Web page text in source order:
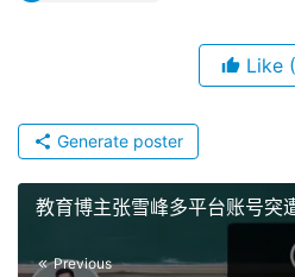
Like
Generate poster
教育博主张雪峰多平台账号突
Previous